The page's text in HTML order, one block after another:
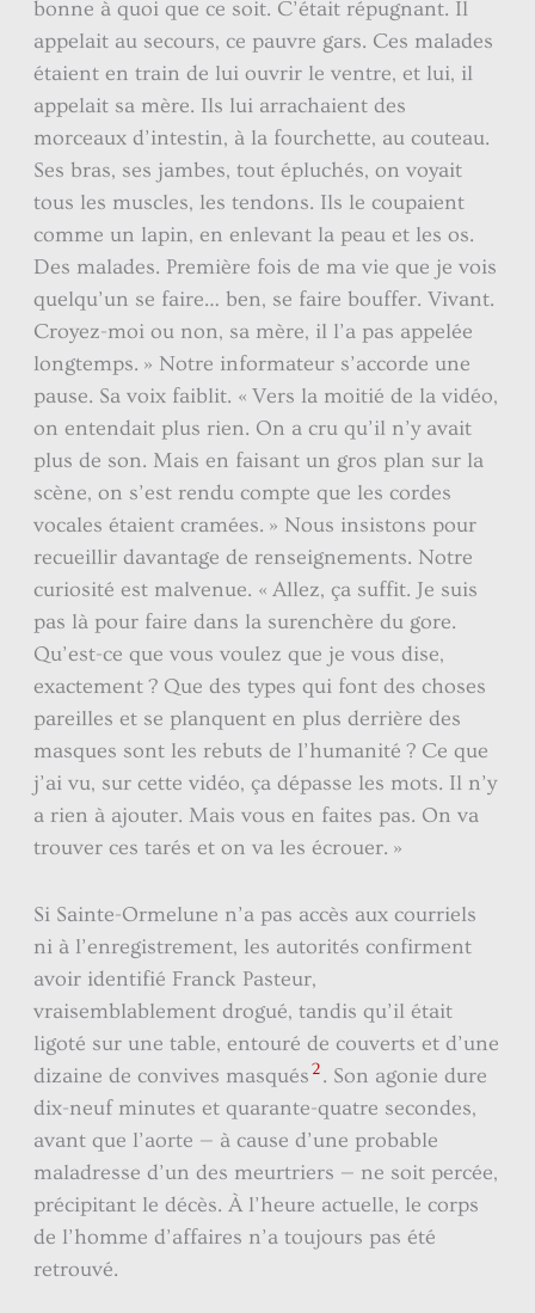
bonne à quoi que ce soit. C’était répugnant. Il
appelait au secours, ce pauvre gars. Ces malades
étaient en train de lui ouvrir le ventre, et lui, il
appelait sa mère. Ils lui arrachaient des
morceaux d’intestin, à la fourchette, au couteau.
Ses bras, ses jambes, tout épluchés, on voyait
tous les muscles, les tendons. Ils le coupaient
comme un lapin, en enlevant la peau et les os.
Des malades. Première fois de ma vie que je vois
quelqu’un se faire… ben, se faire bouffer. Vivant.
Croyez-moi ou non, sa mère, il l’a pas appelée
longtemps. » Notre informateur s’accorde une
pause. Sa voix faiblit. « Vers la moitié de la vidéo,
on entendait plus rien. On a cru qu’il n’y avait
plus de son. Mais en faisant un gros plan sur la
scène, on s’est rendu compte que les cordes
vocales étaient cramées. » Nous insistons pour
recueillir davantage de renseignements. Notre
curiosité est malvenue. « Allez, ça suffit. Je suis
pas là pour faire dans la surenchère du gore.
Qu’est-ce que vous voulez que je vous dise,
exactement ? Que des types qui font des choses
pareilles et se planquent en plus derrière des
masques sont les rebuts de l’humanité ? Ce que
j’ai vu, sur cette vidéo, ça dépasse les mots. Il n’y
a rien à ajouter. Mais vous en faites pas. On va
trouver ces tarés et on va les écrouer. »
Si Sainte-Ormelune n’a pas accès aux courriels
ni à l’enregistrement, les autorités confirment
avoir identifié Franck Pasteur,
vraisemblablement drogué, tandis qu’il était
ligoté sur une table, entouré de couverts et d’une
dizaine de convives masqués2. Son agonie dure
dix-neuf minutes et quarante-quatre secondes,
avant que l’aorte — à cause d’une probable
maladresse d’un des meurtriers — ne soit percée,
précipitant le décès. À l’heure actuelle, le corps
de l’homme d’affaires n’a toujours pas été
retrouvé.